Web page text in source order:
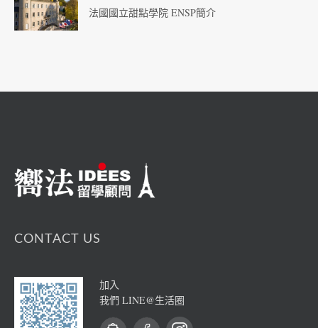
法國國立甜點學院 ENSP簡介
CONTACT US
加入
我們 LINE@生活圈